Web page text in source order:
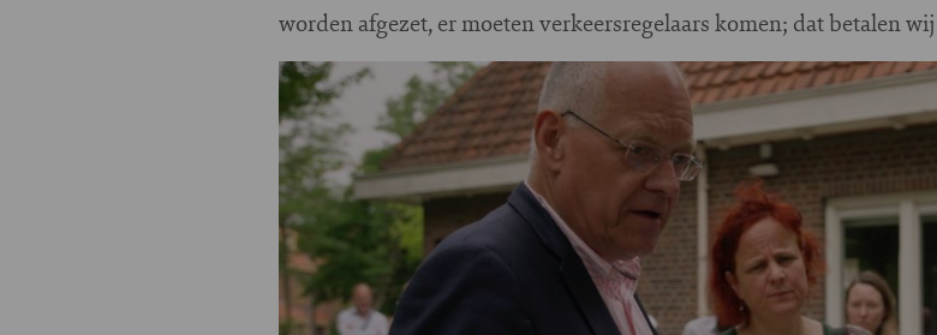
worden afgezet, er moeten verkeersregelaars komen; dat betalen wij
Image